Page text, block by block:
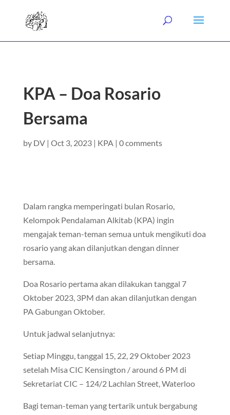
KPA – Doa Rosario
Bersama
by DV| Oct 3, 2023| KPA| 0 comments
Dalam rangka memperingati bulan Rosario,
Kelompok Pendalaman Alkitab (KPA) ingin
mengajak teman-teman semua untuk mengikuti doa
rosario yang akan dilanjutkan dengan dinner
bersama.
Doa Rosario pertama akan dilakukan tanggal 7
Oktober 2023, 3PM dan akan dilanjutkan dengan
PA Gabungan Oktober.
Untuk jadwal selanjutnya:
Setiap Minggu, tanggal 15, 22, 29 Oktober 2023
setelah Misa CIC Kensington / around 6 PM di
Sekretariat CIC – 124/2 Lachlan Street, Waterloo
Bagi teman-teman yang tertarik untuk bergabung